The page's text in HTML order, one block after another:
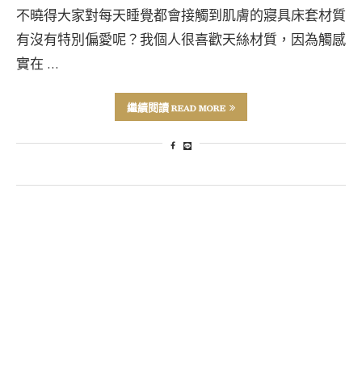
不曉得大家對每天睡覺都會接觸到肌膚的寢具床套材質
有沒有特別偏愛呢？我個人很喜歡天絲材質，因為觸感
實在 …
繼續閱讀 READ MORE